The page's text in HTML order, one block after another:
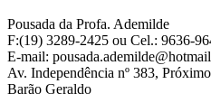
Pousada da Profa. Ademilde
F:(19) 3289-2425 ou Cel.: 9636-
E-mail:
Av. Independência nº 383,
Barão Geraldo